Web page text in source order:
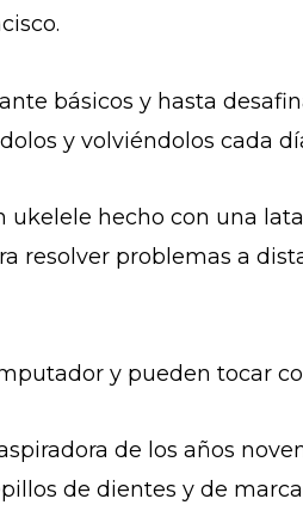
básicos y hasta
y volviéndolos cada
ukelele hecho con una
resolver problemas a
y pueden tocar
de los años
de dientes y de